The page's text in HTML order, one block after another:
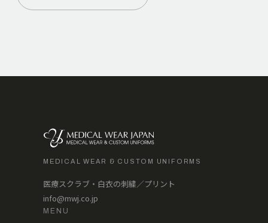
MEDICAL WEAR & CUSTOM UNIFORMS
医療スクラブ・白衣の刺繍／プリント
info@mwj.co.jp
MENU